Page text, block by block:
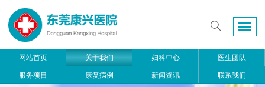
网站首页 关于我们 妇科中心 医生团队
服务项目 康复病例 新闻资讯 联系我们